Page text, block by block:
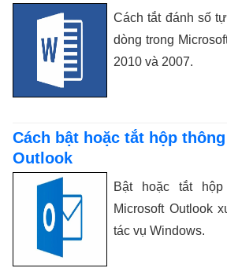
Cách tắt đánh số
dòng trong
2010 và 2007.
Cách bật hoặc tắt hộp
Outlook
Bật hoặc tắt hộp
Microsoft Outlook
tác vụ Windows.